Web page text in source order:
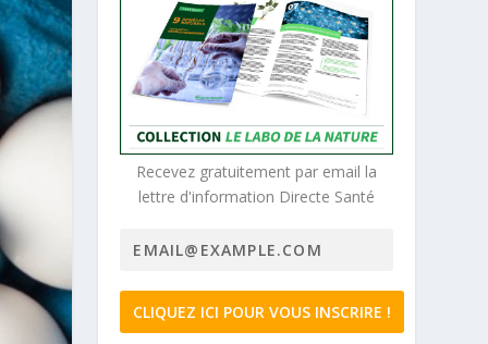
Recevez gratuitement par email la
lettre d'information Directe Santé